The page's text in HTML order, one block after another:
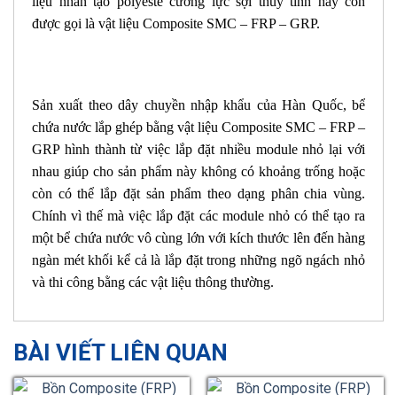
được gọi là vật liệu Composite SMC – FRP – GRP.
Sản xuất theo dây chuyền nhập khẩu của Hàn Quốc, bể
chứa nước lắp ghép bằng vật liệu Composite SMC – FRP –
GRP hình thành từ việc lắp đặt nhiều module nhỏ lại với
nhau giúp cho sản phẩm này không có khoảng trống hoặc
còn có thể lắp đặt sản phẩm theo dạng phân chia vùng.
Chính vì thế mà việc lắp đặt các module nhỏ có thể tạo ra
một bể chứa nước vô cùng lớn với kích thước lên đến hàng
ngàn mét khối kể cả là lắp đặt trong những ngõ ngách nhỏ
và thi công bằng các vật liệu thông thường.
BÀI VIẾT LIÊN QUAN